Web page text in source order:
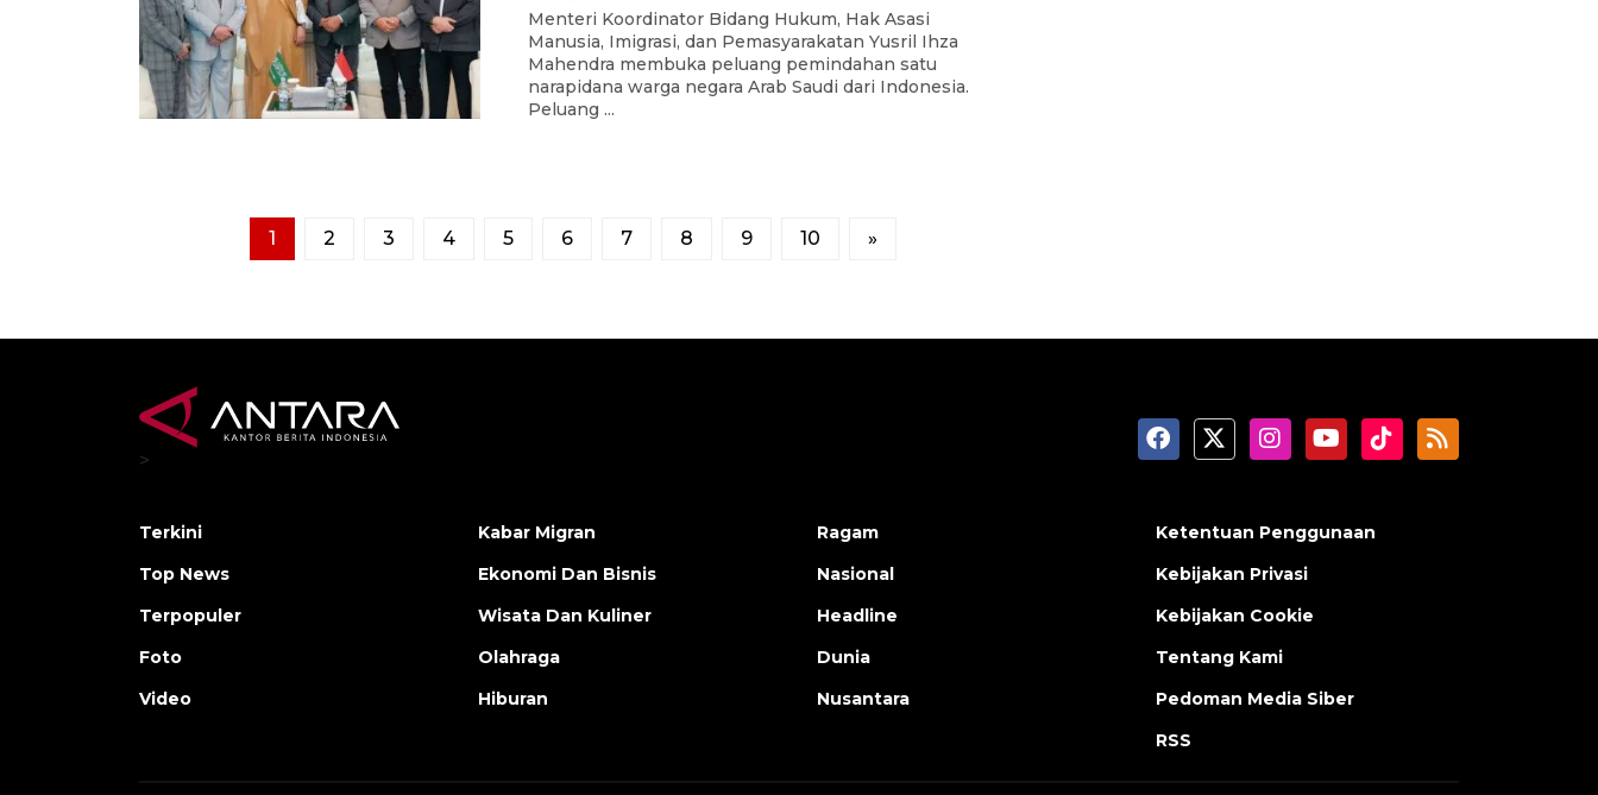
Menteri Koordinator Bidang Hukum, Hak Asasi
Manusia, Imigrasi, dan Pemasyarakatan Yusril Ihza
Mahendra membuka peluang pemindahan satu
narapidana warga negara Arab Saudi dari Indonesia.
Peluang ...
1 2 3 4 5 6 7 8 9 10 »
>
Terkini
Top News
Terpopuler
Foto
Video
Kabar Migran
Ekonomi Dan Bisnis
Wisata Dan Kuliner
Olahraga
Hiburan
Ragam
Nasional
Headline
Dunia
Nusantara
Ketentuan Penggunaan
Kebijakan Privasi
Kebijakan Cookie
Tentang Kami
Pedoman Media Siber
RSS